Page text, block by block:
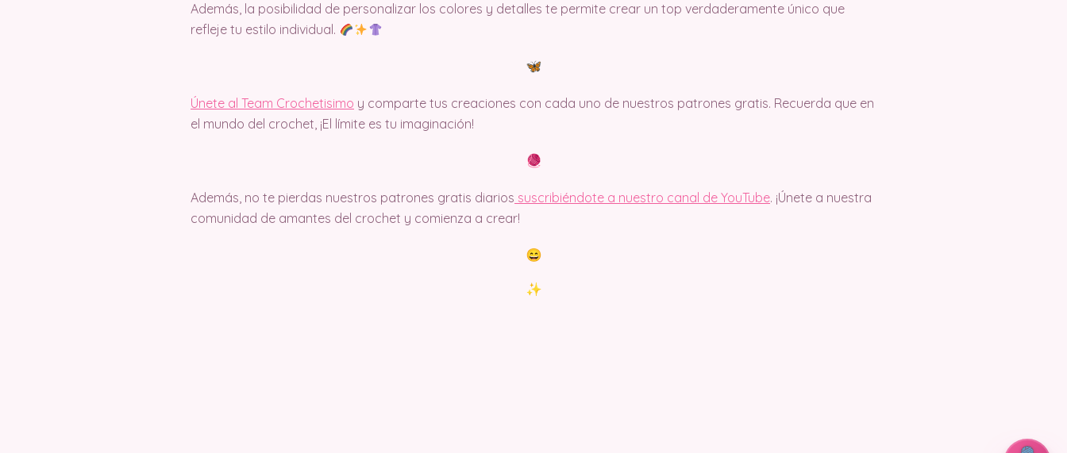
Además, la posibilidad de personalizar los colores y detalles te permite crear un top verdaderamente único que
refleje tu estilo individual.
Únete al Team Crochetisimo y comparte tus creaciones con cada uno de nuestros patrones gratis. Recuerda que en
el mundo del crochet, ¡El límite es tu imaginación!
Además, no te pierdas nuestros patrones gratis diarios suscribiéndote a nuestro canal de YouTube. ¡Únete a nuestra
comunidad de amantes del crochet y comienza a crear!